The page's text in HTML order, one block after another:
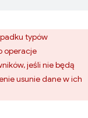
typów
operacje
jeśli nie będą
usunie dane w ich